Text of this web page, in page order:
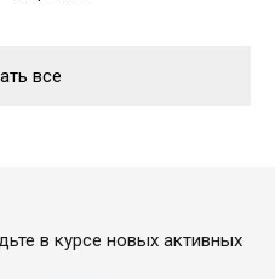
все
в курсе новых активных